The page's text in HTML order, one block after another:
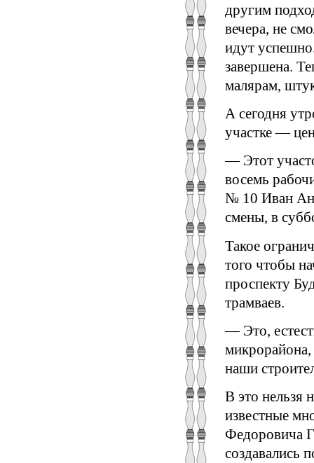
другим
вечера, не
идут
завершена.
малярам,
А сегодня
участке —
— Этот
восемь
№ 10 Иван
смены, в
Такое
того чтобы
проспекту
трамваев.
— Это,
наши
В это нельзя
известные
Федоровича
создавались